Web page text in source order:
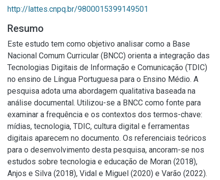
http://lattes.cnpq.br/9800015399149501
Resumo
Este estudo tem como objetivo analisar como a Base
Nacional Comum Curricular (BNCC) orienta a integração das
Tecnologias Digitais de Informação e Comunicação (TDIC)
no ensino de Língua Portuguesa para o Ensino Médio. A
pesquisa adota uma abordagem qualitativa baseada na
análise documental. Utilizou-se a BNCC como fonte para
examinar a frequência e os contextos dos termos-chave:
mídias, tecnologia, TDIC, cultura digital e ferramentas
digitais aparecem no documento. Os referenciais teóricos
para o desenvolvimento desta pesquisa, ancoram-se nos
estudos sobre tecnologia e educação de Moran (2018),
Anjos e Silva (2018), Vidal e Miguel (2020) e Varão (2022).